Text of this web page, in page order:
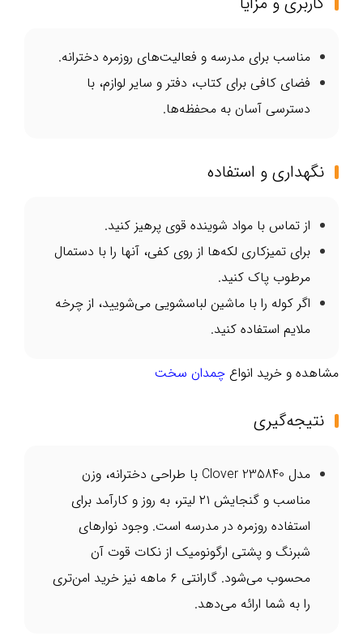
مناسب برای مدرسه و فعالیت‌های روزمره دخترانه.
فضای کافی برای کتاب، دفتر و سایر لوازم، با
دسترسی آسان به محفظه‌ها.
نگهداری و استفاده
از تماس با مواد شوینده قوی پرهیز کنید.
برای تمیزکاری لکه‌ها از روی کفی، آنها را با دستمال
مرطوب پاک کنید.
اگر کوله را با ماشین لباسشویی می‌شویید، از چرخه
ملایم استفاده کنید.
مشاهده و خرید انواع چمدان سخت
نتیجه‌گیری
مدل 235840 Clover با طراحی دخترانه، وزن
مناسب و گنجایش ۲۱ لیتر، به ‌روز و کارآمد برای
استفاده روزمره در مدرسه است. وجود نوارهای
شبرنگ و پشتی ارگونومیک از نکات قوت آن
محسوب می‌شود. گارانتی ۶ ماهه نیز خرید امن‌تری
را به شما ارائه می‌دهد.